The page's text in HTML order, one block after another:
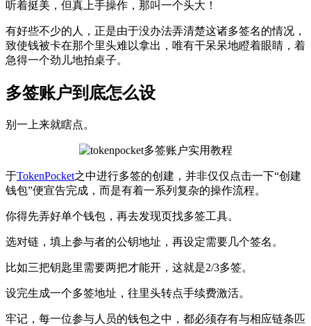
听着挺美，但真上手操作，那叫一个头大！
有好些不少的人，正是由于没办法弄清楚这诸多签名的情况，
致使钱被卡在那个里头难以拿出，唯有干呆呆地瞪着眼睛，着
急得一个劲儿地拍桌子。
多签账户到底怎么设
别一上来就瞎点。
于TokenPocket之中进行多签的创建，并非仅仅点击一下“创建
钱包”便宣告完成，而是有着一系列复杂的操作流程。
你得先弄好单个钱包，再去发现页找多签工具。
选对链，填上参与者的公钥地址，再设定需要几个签名。
比如三把钥匙里需要两把才能开，这就是2/3多签。
设完生成一个多签地址，往里头转点手续费激活。
牢记，每一位参与人员的钱包之中，都必须存有与相应链条匹